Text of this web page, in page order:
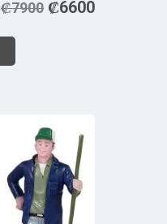
₡7900 ₡6600